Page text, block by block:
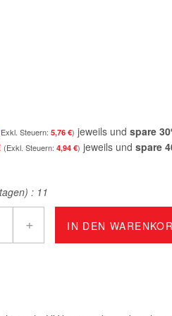
5,76 € jeweils und spare 30
4,94 € jeweils und spare
: 11
+ IN DEN